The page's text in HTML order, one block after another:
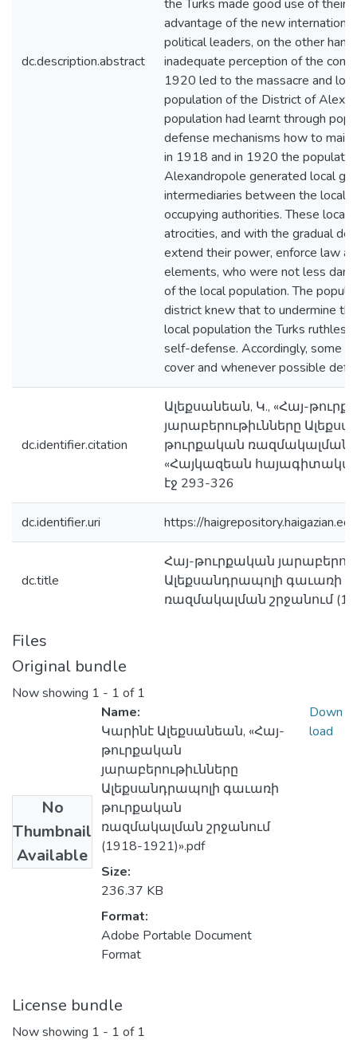
dc.description.abstract
the Turks made good use of their
advantage of the new
political leaders, on the other
inadequate perception of the
1920 led to the massacre and
population of the District of
population had learnt through
defense mechanisms how to
in 1918 and in 1920 the
Alexandropole generated local
intermediaries between the local
occupying authorities. These local
atrocities, and with the gradual
extend their power, enforce law
elements, who were not less
of the local population. The
district knew that to undermine
local population the Turks
self-defense. Accordingly, some
cover and whenever possible
dc.identifier.citation
Ալեքսանեան, Կ., «Հայ-
յարաբերութիւնները
թուրքական ռազմակալման
«Հայկազեան հայագիտական
էջ 293-326
dc.identifier.uri https://
dc.title
Հայ-թուրքական
Ալեքսանդրապոլի գաւառի
ռազմակալման շրջանում
Files
Original bundle
Now showing 1 - 1 of 1
No
Thumbnail
Available
Name:
Կարինէ Ալեքսանեան, «Հայ-
թուրքական
յարաբերութիւնները
Ալեքսանդրապոլի գաւառի
թուրքական
ռազմակալման շրջանում
(1918-1921)».pdf
Size:
236.37 KB
Format:
Adobe Portable Document
Format
Down
load
License bundle
Now showing 1 - 1 of 1